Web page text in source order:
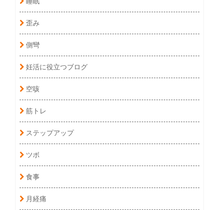
歪み
側彎
妊活に役立つブログ
空咳
筋トレ
ステップアップ
ツボ
食事
月経痛